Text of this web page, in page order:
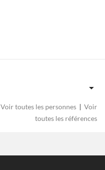
Voir toutes les personnes | Voir
toutes les références